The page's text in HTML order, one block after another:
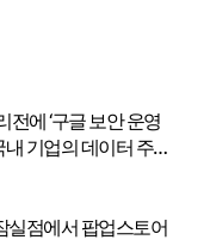
전에 ‘구글 보안 운영
기업의 데이터 주권
실점에서 팝업스토어